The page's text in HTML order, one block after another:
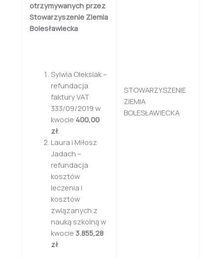
otrzymywanych przez
Stowarzyszenie Ziemia
Bolesławiecka
Sylwia Oleksiak –
refundacja
faktury VAT
333/09/2019 w
kwocie 400,00
zł
Laura i Miłosz
Jadach –
refundacja
kosztów
leczenia i
kosztów
związanych z
nauką szkolną w
kwocie3.855,28
zł
STOWARZYSZENIE
ZIEMIA
BOLESŁAWIECKA